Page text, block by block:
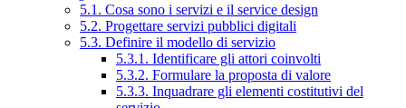
5.1. Cosa sono i servizi e il service design
5.2. Progettare servizi pubblici digitali
5.3. Definire il modello di servizio
5.3.1. Identificare gli attori coinvolti
5.3.2. Formulare la proposta di valore
5.3.3. Inquadrare gli elementi costitutivi del